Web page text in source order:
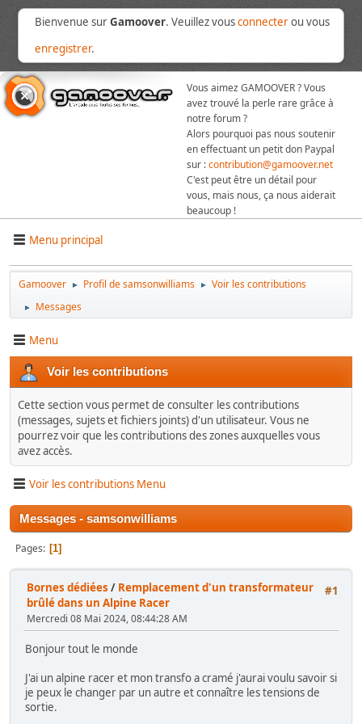
Bienvenue surGamoover. Veuillez vousconnecterou vous
enregistrer.
Vous aimez GAMOOVER ? Vous
avez trouvé la perle rare grâce à
notre forum ?
Alors pourquoi pas nous soutenir
en effectuant un petit don Paypal
sur :contribution@gamoover.net
C'est peut être un détail pour
vous, mais nous, ça nous aiderait
beaucoup !
Menu principal
Gamoover ► Profil de samsonwilliams ► Voir les contributions
► Messages
Menu
Voir les contributions
Cette section vous permet de consulter les contributions
(messages, sujets et fichiers joints) d'un utilisateur. Vous ne
pourrez voir que les contributions des zones auxquelles vous
avez accès.
Voir les contributions Menu
Messages - samsonwilliams
Pages 1
#1
Bornes dédiées / Remplacement d'un transformateur
brûlé dans un Alpine Racer
Mercredi 08 Mai 2024, 08:44:28 AM
Bonjour tout le monde
J'ai un alpine racer et mon transfo a cramé j'aurai voulu savoir si
je peux le changer par un autre et connaître les tensions de
sortie.